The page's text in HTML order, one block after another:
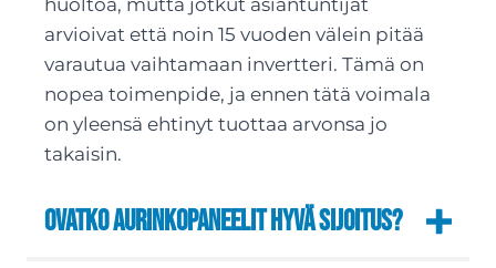
arvioivat että noin 15 vuoden välein pitää
varautua vaihtamaan invertteri. Tämä on
nopea toimenpide, ja ennen tätä voimala
on yleensä ehtinyt tuottaa arvonsa jo
takaisin.
Ovatko aurinkopaneelit hyvä sijoitus?